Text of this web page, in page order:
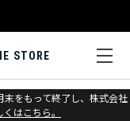
STORE
をもって終了し、株式会社
くはこちら。
ナー